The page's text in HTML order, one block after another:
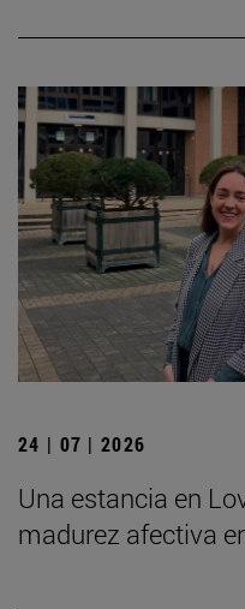
24 | 07 | 2026
Una estancia en
madurez afectiva